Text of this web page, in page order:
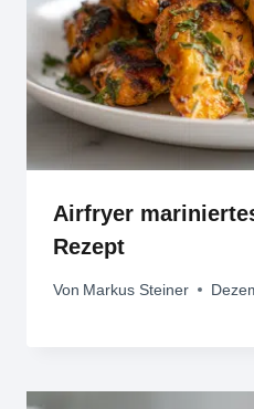
Airfryer
Rezept
Von Markus Steiner